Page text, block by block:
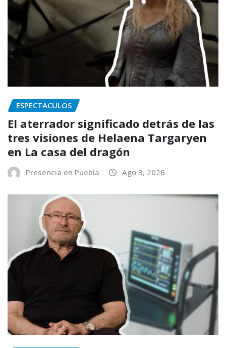
ESPECTACULOS
El aterrador significado detrás de las
tres visiones de Helaena Targaryen
en La casa del dragón
Presencia en Puebla Ago 3, 2026